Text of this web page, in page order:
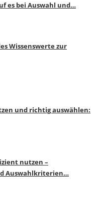
es bei Auswahl und…
Wissenswerte zur
und richtig auswählen:
nutzen –
Auswahlkriterien…